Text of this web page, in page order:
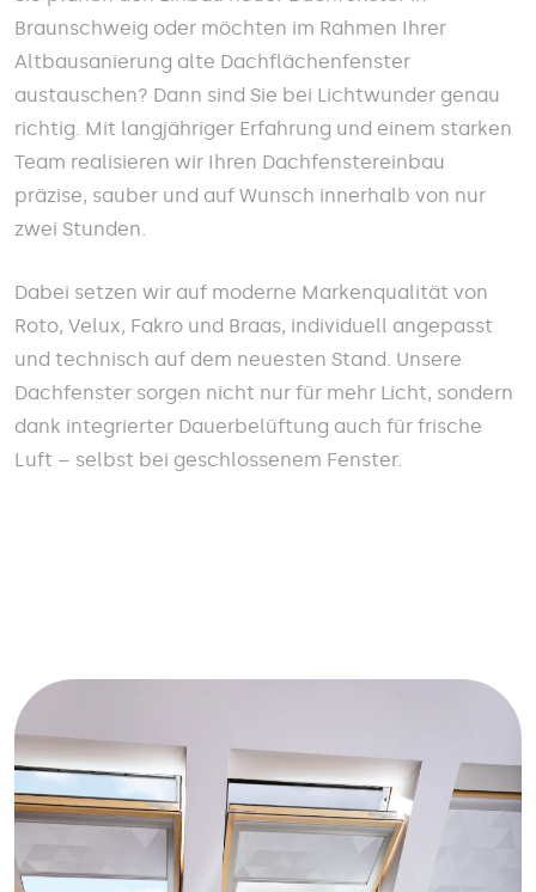
Braunschweig oder möchten im Rahmen Ihrer
Altbausanierung alte Dachflächenfenster
austauschen? Dann sind Sie bei Lichtwunder genau
richtig. Mit langjähriger Erfahrung und einem starken
Team realisieren wir Ihren Dachfenstereinbau
präzise, sauber und auf Wunsch innerhalb von nur
zwei Stunden.
Dabei setzen wir auf moderne Markenqualität von
Roto, Velux, Fakro und Braas, individuell angepasst
und technisch auf dem neuesten Stand. Unsere
Dachfenster sorgen nicht nur für mehr Licht, sondern
dank integrierter Dauerbelüftung auch für frische
Luft – selbst bei geschlossenem Fenster.